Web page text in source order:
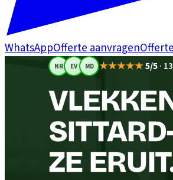
WhatsAppOfferte aanvragen
NR EV MD ★★★★★5/5·
ZE